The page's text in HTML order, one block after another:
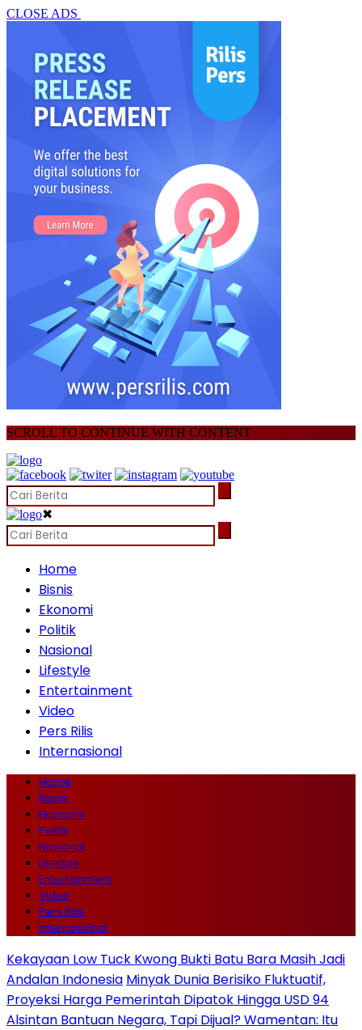
CLOSE ADS
SCROLL TO CONTINUE WITH CONTENT
✖
Home
Bisnis
Ekonomi
Politik
Nasional
Lifestyle
Entertainment
Video
Pers Rilis
Internasional
Home
Bisnis
Ekonomi
Politik
Nasional
Lifestyle
Entertainment
Video
Pers Rilis
Internasional
Kekayaan Low Tuck Kwong Bukti Batu Bara Masih Jadi
Andalan Indonesia Minyak Dunia Berisiko Fluktuatif,
Proyeksi Harga Pemerintah Dipatok Hingga USD 94
Alsintan Bantuan Negara, Tapi Dijual? Wamentan: Itu